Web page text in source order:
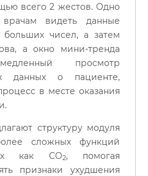
всего 2 жестов. Одно
врачам видеть данные
чисел, а затем
а окно мини-тренда
просмотр
данных о пациенте,
в месте оказания
структуру модуля
сложных функций
как CO2, помогая
признаки ухудшения